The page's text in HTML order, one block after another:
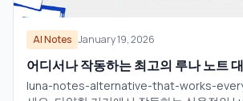
AI Notes January 19, 2026
어디서나 작동하는 최고의 루나 노트
luna-notes-alternative-that-works-